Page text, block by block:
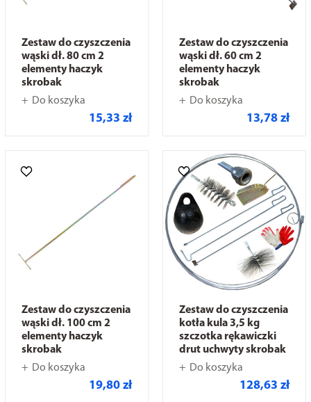
Zestaw do czyszczenia
wąski dł. 80 cm 2
elementy haczyk
skrobak
Do koszyka
15,33 zł
Zestaw do czyszczenia
wąski dł. 60 cm 2
elementy haczyk
skrobak
Do koszyka
13,78 zł
Zestaw do czyszczenia
wąski dł. 100 cm 2
elementy haczyk
skrobak
Do koszyka
19,80 zł
Zestaw do czyszczenia
kotła kula 3,5 kg
szczotka rękawiczki
drut uchwyty skrobak
Do koszyka
128,63 zł